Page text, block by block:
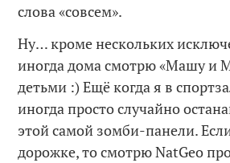
слова «совсем».
Ну… кроме нескольких
иногда дома смотрю «Машу и
детьми :) Ещё когда я в
иногда просто случайно
этой самой зомби-панели.
дорожке, то смотрю NatGeo